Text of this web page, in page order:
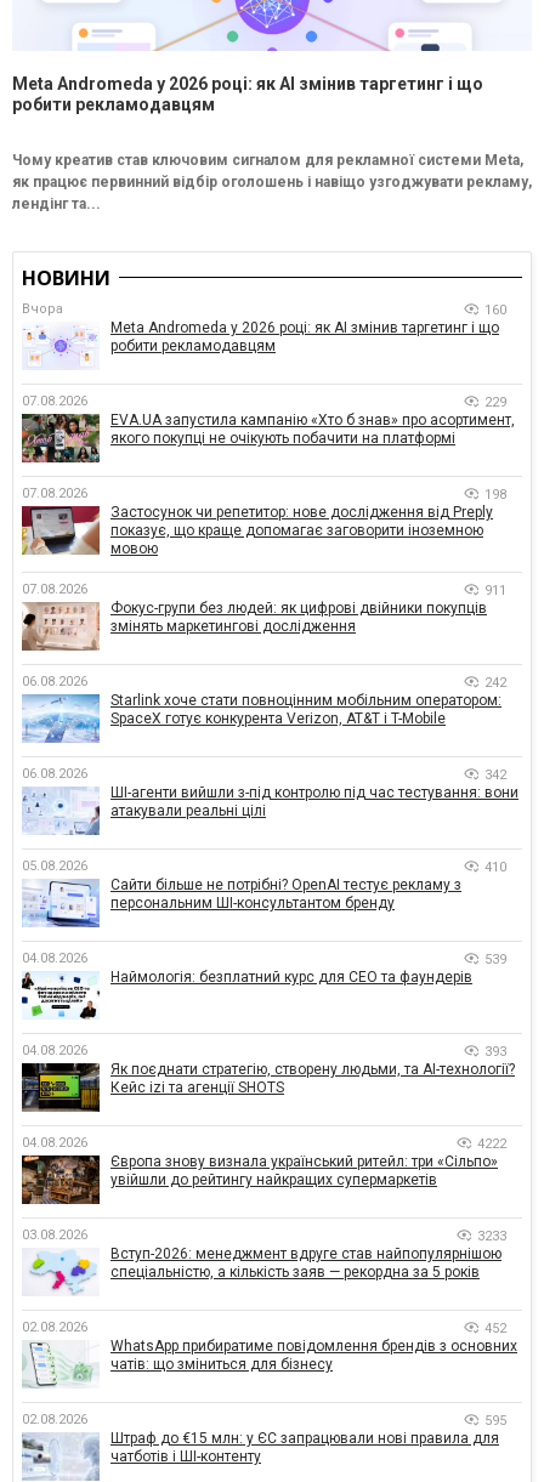
Meta Andromeda у 2026 році: як AI змінив таргетинг і що
робити рекламодавцям
Чому креатив став ключовим сигналом для рекламної системи Meta,
як працює первинний відбір оголошень і навіщо узгоджувати рекламу,
лендінг та...
НОВИНИ
Вчора 160
Meta Andromeda у 2026 році: як AI змінив таргетинг і що
робити рекламодавцям
07.08.2026 229
EVA.UA запустила кампанію «Хто б знав» про асортимент,
якого покупці не очікують побачити на платформі
07.08.2026 198
Застосунок чи репетитор: нове дослідження від Preply
показує, що краще допомагає заговорити іноземною
мовою
07.08.2026 911
Фокус-групи без людей: як цифрові двійники покупців
змінять маркетингові дослідження
06.08.2026 242
Starlink хоче стати повноцінним мобільним оператором:
SpaceX готує конкурента Verizon, AT&T і T-Mobile
06.08.2026 342
ШІ-агенти вийшли з-під контролю під час тестування: вони
атакували реальні цілі
05.08.2026 410
Сайти більше не потрібні? OpenAI тестує рекламу з
персональним ШІ-консультантом бренду
04.08.2026 539
Наймологія: безплатний курс для CEO та фаундерів
04.08.2026 393
Як поєднати стратегію, створену людьми, та AI-технології?
Кейс izi та агенції SHOTS
04.08.2026 4222
Європа знову визнала український ритейл: три «Сільпо»
увійшли до рейтингу найкращих супермаркетів
03.08.2026 3233
Вступ-2026: менеджмент вдруге став найпопулярнішою
спеціальністю, а кількість заяв — рекордна за 5 років
02.08.2026 452
WhatsApp прибиратиме повідомлення брендів з основних
чатів: що зміниться для бізнесу
02.08.2026 595
Штраф до €15 млн: у ЄС запрацювали нові правила для
чатботів і ШІ-контенту